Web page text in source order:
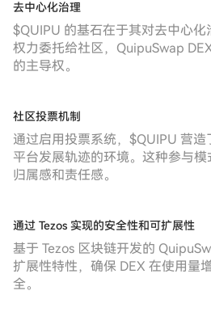
去中心化治理
$QUIPU 的基石在于其对去中心
权力委托给社区，QuipuSwap
的主导权。
社区投票机制
通过启用投票系统，$QUIPU 营
平台发展轨迹的环境。这种参与
归属感和责任感。
通过 Tezos 实现的安全性和可扩展性
基于 Tezos 区块链开发的
扩展性特性，确保 DEX 在使用量
全。